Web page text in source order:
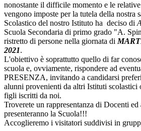
nonostante il difficile momento e le
vengono imposte per la tutela della nostra
Scolastico del nostro Istituto ha deciso di
Scuola Secondaria di primo grado "A.
ristretto di persone nella giornata di
2021.
L'obiettivo è soprattutto quello di far
scuola e, ovviamente, rispondere ad
PRESENZA, invitando a candidarsi
alunni provenienti da altri Istituti scolastici
figli iscritti da noi.
Troverete un rappresentanza di Docenti
presenteranno la Scuola!!!
Accoglieremo i visitatori suddivisi in